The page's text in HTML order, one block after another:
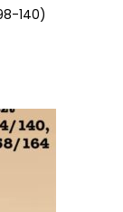
140)